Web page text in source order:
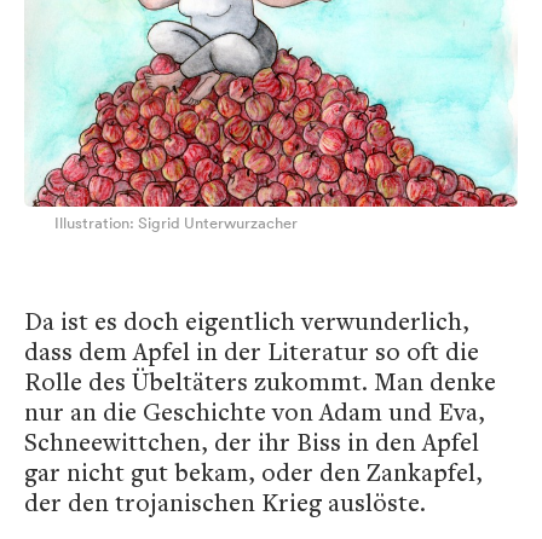
Illustration: Sigrid Unterwurzacher
Da ist es doch eigentlich verwunderlich,
dass dem Apfel in der Literatur so oft die
Rolle des Übeltäters zukommt. Man denke
nur an die Geschichte von Adam und Eva,
Schneewittchen, der ihr Biss in den Apfel
gar nicht gut bekam, oder den Zankapfel,
der den trojanischen Krieg auslöste.